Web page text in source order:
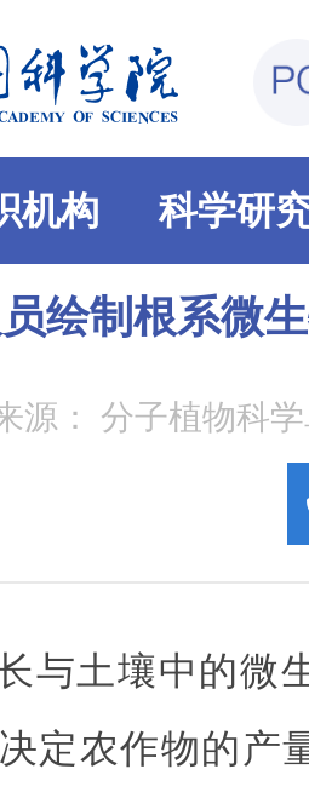
机构 科学研
绘制根系微
源： 分子植物科
与土壤中的微
定农作物的产